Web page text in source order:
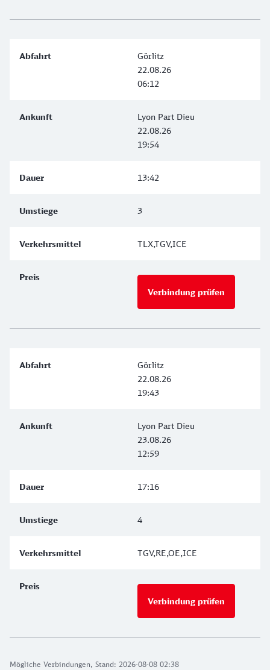
Mögliche Verbindungen, Stand: 2026-08-08 02:38
Görlitz
22.08.26
06:12
Lyon Part Dieu
22.08.26
19:54
13:42
3
TLX,TGV,ICE
Verbindung prüfen
Görlitz
22.08.26
19:43
Lyon Part Dieu
23.08.26
12:59
17:16
4
TGV,RE,OE,ICE
Verbindung prüfen